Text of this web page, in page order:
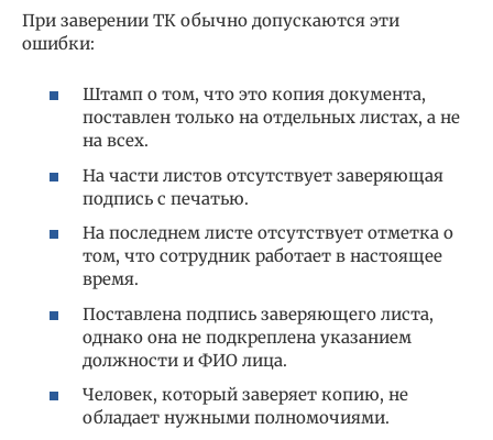
При заверении ТК обычно допускаются эти
ошибки:
Штамп о том, что это копия документа,
поставлен только на отдельных листах, а не
на всех.
На части листов отсутствует заверяющая
подпись с печатью.
На последнем листе отсутствует отметка о
том, что сотрудник работает в настоящее
время.
Поставлена подпись заверяющего листа,
однако она не подкреплена указанием
должности и ФИО лица.
Человек, который заверяет копию, не
обладает нужными полномочиями.